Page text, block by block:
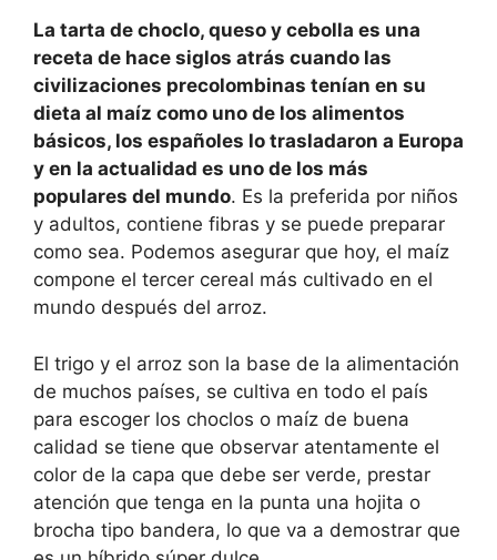
La tarta de choclo, queso y cebolla es una
receta de hace siglos atrás cuando las
civilizaciones precolombinas tenían en su
dieta al maíz como uno de los alimentos
básicos, los españoles lo trasladaron a Europa
y en la actualidad es uno de los más
populares del mundo. Es la preferida por niños
y adultos, contiene fibras y se puede preparar
como sea. Podemos asegurar que hoy, el maíz
compone el tercer cereal más cultivado en el
mundo después del arroz.
El trigo y el arroz son la base de la alimentación
de muchos países, se cultiva en todo el país
para escoger los choclos o maíz de buena
calidad se tiene que observar atentamente el
color de la capa que debe ser verde, prestar
atención que tenga en la punta una hojita o
brocha tipo bandera, lo que va a demostrar que